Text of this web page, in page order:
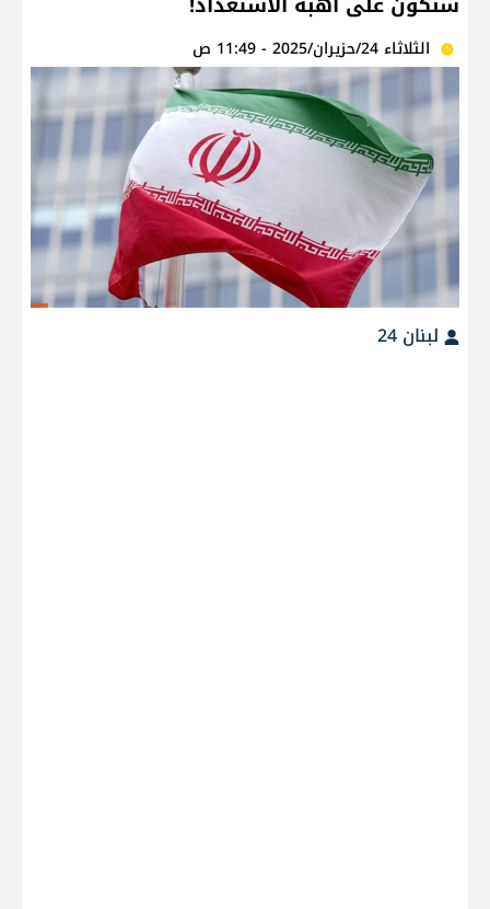
الثلاثاء 24/حزيران/2025 - 11:49 ص
لبنان 24